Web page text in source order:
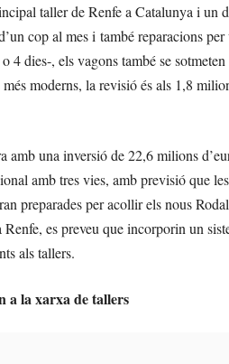
taller de Renfe a Catalunya i un
cop al mes i també reparacions
4 dies-, els vagons també se
moderns, la revisió és als 1,8
amb una inversió de 22,6 milions
amb tres vies, amb previsió que
preparades per acollir els nous
es preveu que incorporin un
als tallers.
a la xarxa de tallers